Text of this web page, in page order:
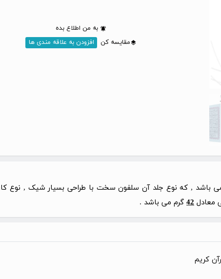
به من اطلاع بده
مقایسه کن
افزودن به علاقه مندی ها
باشد , که نوع جلد آن سلفون سخت با طراحی بسیار شیک , نوع
معادل 42 گرم می باشد .